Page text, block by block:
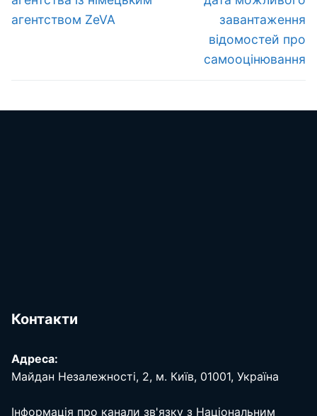
агентством ZeVA
завантаження
відомостей про
самооцінювання
Контакти
Адреса:
Майдан Незалежності, 2, м. Київ, 01001, Україна
Інформація про канали зв'язку з Національним